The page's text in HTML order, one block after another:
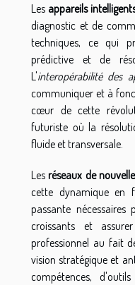
Les appareils
diagnostic et de
techniques, ce qui
prédictive et de
L'interopérabilité des
communiquer et à
cœur de cette
futuriste où la
fluide et transversale.
Lesréseaux de
cette dynamique en
passante
croissants et
professionnel au fait
vision stratégique et
compétences,